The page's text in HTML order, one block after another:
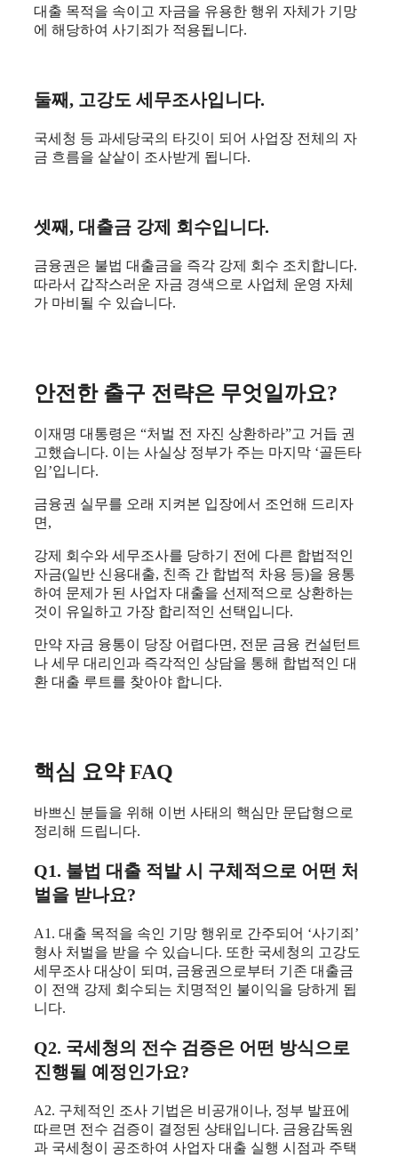
대출 목적을 속이고 자금을 유용한 행위 자체가 기망
에 해당하여 사기죄가 적용됩니다.
둘째, 고강도 세무조사입니다.
국세청 등 과세당국의 타깃이 되어 사업장 전체의 자
금 흐름을 샅샅이 조사받게 됩니다.
셋째, 대출금 강제 회수입니다.
금융권은 불법 대출금을 즉각 강제 회수 조치합니다.
따라서 갑작스러운 자금 경색으로 사업체 운영 자체
가 마비될 수 있습니다.
안전한 출구 전략은 무엇일까요?
​이재명 대통령은 “처벌 전 자진 상환하라”고 거듭 권
고했습니다. 이는 사실상 정부가 주는 마지막 ‘골든타
임’입니다.
​금융권 실무를 오래 지켜본 입장에서 조언해 드리자
면,
​강제 회수와 세무조사를 당하기 전에 다른 합법적인
자금(일반 신용대출, 친족 간 합법적 차용 등)을 융통
하여 문제가 된 사업자 대출을 선제적으로 상환하는
것이 유일하고 가장 합리적인 선택입니다.
​만약 자금 융통이 당장 어렵다면, 전문 금융 컨설턴트
나 세무 대리인과 즉각적인 상담을 통해 합법적인 대
환 대출 루트를 찾아야 합니다.
핵심 요약 FAQ
​바쁘신 분들을 위해 이번 사태의 핵심만 문답형으로
정리해 드립니다.
​Q1. 불법 대출 적발 시 구체적으로 어떤 처
벌을 받나요?
​A1. 대출 목적을 속인 기망 행위로 간주되어 ‘사기죄’
형사 처벌을 받을 수 있습니다. 또한 국세청의 고강도
세무조사 대상이 되며, 금융권으로부터 기존 대출금
이 전액 강제 회수되는 치명적인 불이익을 당하게 됩
니다.
Q2. 국세청의 전수 검증은 어떤 방식으로
진행될 예정인가요?
​A2. 구체적인 조사 기법은 비공개이나, 정부 발표에
따르면 전수 검증이 결정된 상태입니다. 금융감독원
과 국세청이 공조하여 사업자 대출 실행 시점과 주택